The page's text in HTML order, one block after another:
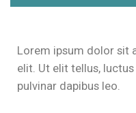
Lorem ipsum dolor sit
elit. Ut elit tellus,
pulvinar dapibus leo.